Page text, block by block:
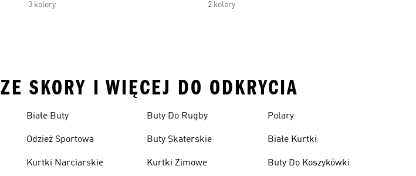
3 kolory
2 kolory
SKORY I WIĘCEJ DO ODKRYCIA
Białe Buty
Odzież Sportowa
Kurtki Narciarskie
Buty Do Rugby
Buty Skaterskie
Kurtki Zimowe
Polary
Białe Kurtki
Buty Do Koszykówki